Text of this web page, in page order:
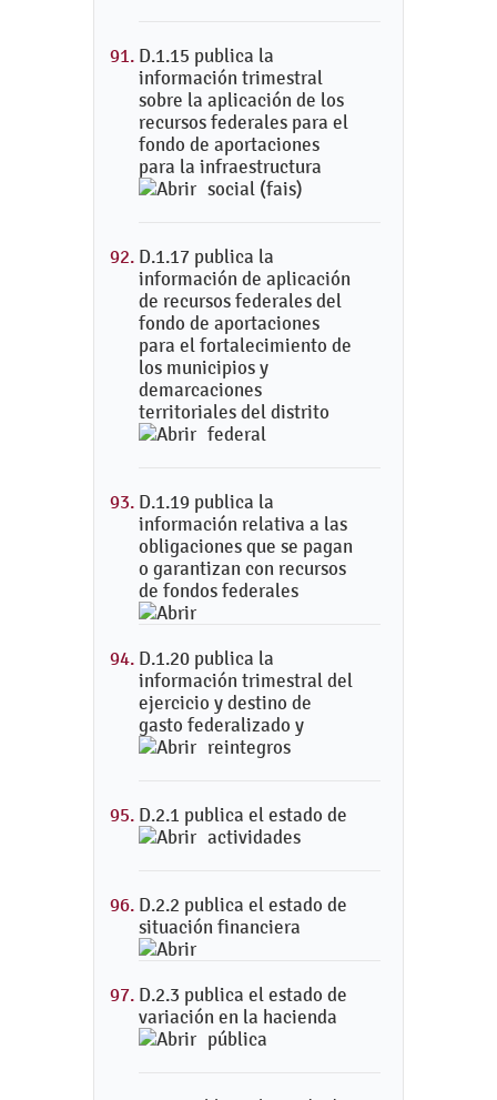
D.1.15 publica la
información trimestral
sobre la aplicación de los
recursos federales para el
fondo de aportaciones
para la infraestructura
social (fais)
D.1.17 publica la
información de aplicación
de recursos federales del
fondo de aportaciones
para el fortalecimiento de
los municipios y
demarcaciones
territoriales del distrito
federal
D.1.19 publica la
información relativa a las
obligaciones que se pagan
o garantizan con recursos
de fondos federales
D.1.20 publica la
información trimestral del
ejercicio y destino de
gasto federalizado y
reintegros
D.2.1 publica el estado de
actividades
D.2.2 publica el estado de
situación financiera
D.2.3 publica el estado de
variación en la hacienda
pública